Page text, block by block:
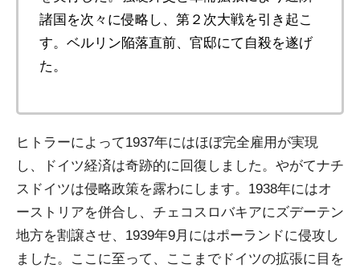
諸国を次々に侵略し、第２次大戦を引き起こ
す。ベルリン陥落直前、官邸にて自殺を遂げ
た。
ヒトラーによって1937年にはほぼ完全雇用が実現
し、ドイツ経済は奇跡的に回復しました。やがてナチ
スドイツは侵略政策を露わにします。1938年にはオ
ーストリアを併合し、チェコスロバキアにズデーテン
地方を割譲させ、1939年9月にはポーランドに侵攻し
ました。ここに至って、ここまでドイツの拡張に目を